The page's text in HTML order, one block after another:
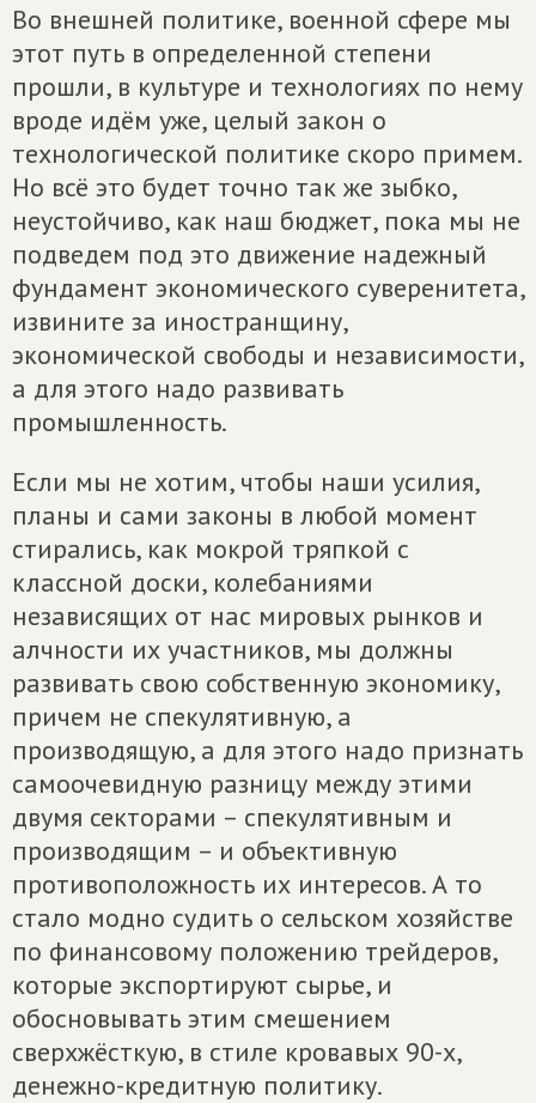
Во внешней политике, военной сфере мы
этот путь в определенной степени
прошли, в культуре и технологиях по нему
вроде идём уже, целый закон о
технологической политике скоро примем.
Но всё это будет точно так же зыбко,
неустойчиво, как наш бюджет, пока мы не
подведем под это движение надежный
фундамент экономического суверенитета,
извините за иностранщину,
экономической свободы и независимости,
а для этого надо развивать
промышленность.
Если мы не хотим, чтобы наши усилия,
планы и сами законы в любой момент
стирались, как мокрой тряпкой с
классной доски, колебаниями
независящих от нас мировых рынков и
алчности их участников, мы должны
развивать свою собственную экономику,
причем не спекулятивную, а
производящую, а для этого надо признать
самоочевидную разницу между этими
двумя секторами – спекулятивным и
производящим – и объективную
противоположность их интересов. А то
стало модно судить о сельском хозяйстве
по финансовому положению трейдеров,
которые экспортируют сырье, и
обосновывать этим смешением
сверхжёсткую, в стиле кровавых 90-х,
денежно-кредитную политику.